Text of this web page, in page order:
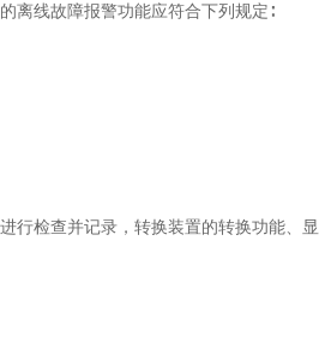
离线故障报警功能应符合下列规定∶
行检查并记录，转换装置的转换功能、